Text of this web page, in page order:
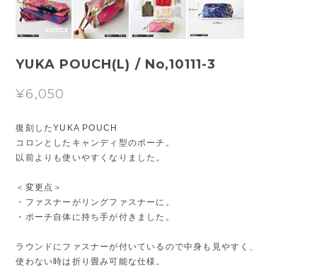
YUKA POUCH(L) / No,10111-3
¥6,050
復刻したYUKA POUCH
コロンとしたキャンディ型のポーチ。
以前よりも使いやすくなりました。
＜変更点＞
・ファスナーがリングファスナーに。
・ポーチ自体に持ち手が付きました。
ラウンドにファスナーが付いているので中身も見やすく、
使わない時は折り畳み可能な仕様。